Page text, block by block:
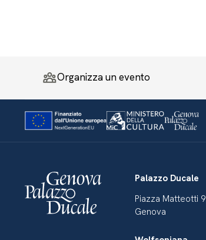
Organizza un evento
Palazzo Ducale
Piazza Matteotti 9
Genova